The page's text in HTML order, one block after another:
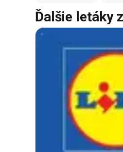
Ďalšie letáky